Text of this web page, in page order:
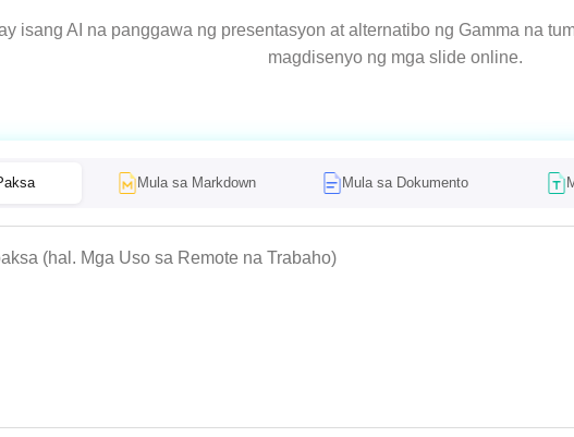
isang AI na panggawa ng presentasyon at alternatibo ng Gamma na
magdisenyo ng mga slide online.
Mula sa Markdown Mula sa Dokumento